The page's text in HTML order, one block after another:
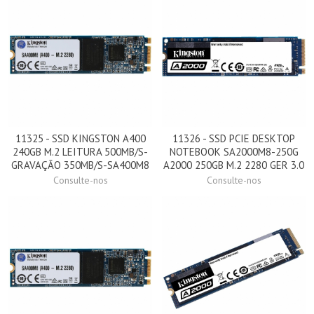
11325 - SSD KINGSTON A400
240GB M.2 LEITURA 500MB/S-
GRAVAÇÃO 350MB/S-SA400M8
Consulte-nos
11326 - SSD PCIE DESKTOP
NOTEBOOK SA2000M8-250G
A2000 250GB M.2 2280 GER 3.0
Consulte-nos